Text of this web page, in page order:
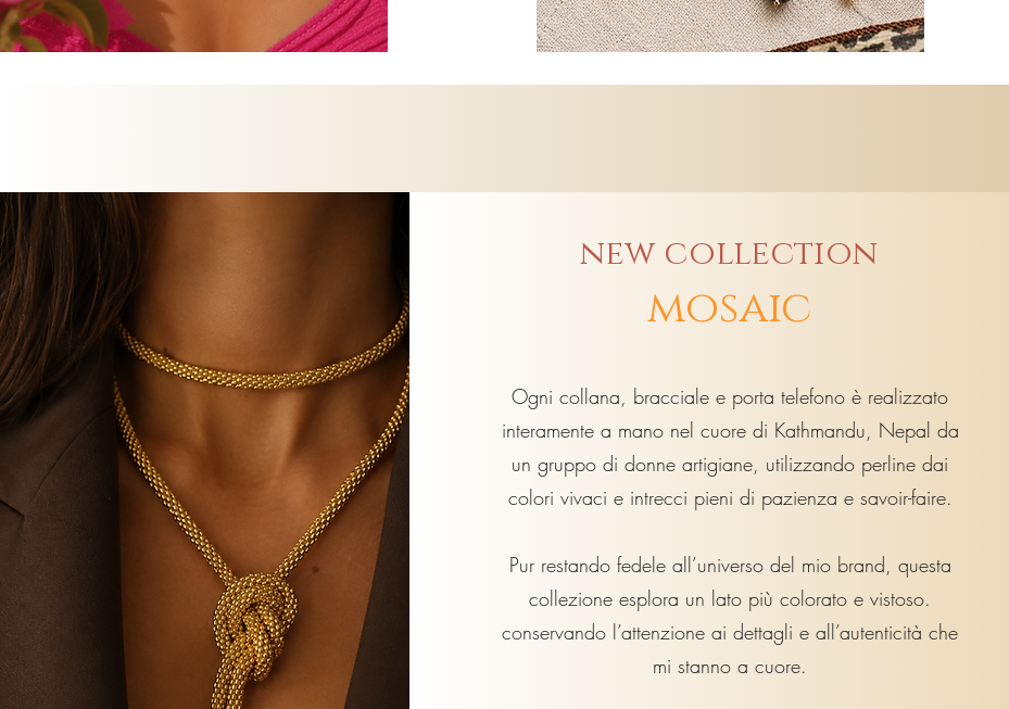
new collection
mosaic
Ogni collana, bracciale e porta telefono è realizzato
interamente a mano nel cuore di Kathmandu, Nepal da
un gruppo di donne artigiane, utilizzando perline dai
colori vivaci e intrecci pieni di pazienza e savoir-faire.
Pur restando fedele all’universo del mio brand, questa
collezione esplora un lato più colorato e vistoso.
conservando l’attenzione ai dettagli e all’autenticità che
mi stanno a cuore.